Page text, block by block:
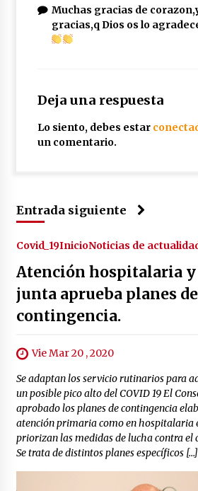
Muchas gracias de
gracias,q Dios os lo
Deja una respuesta
Lo siento, debes estar
un comentario.
Entrada siguiente
Covid_19InicioNoticias de
Atención hospitalaria
junta aprueba planes de
contingencia.
Vie Mar 20 , 2020
Se adaptan los servicio rutinarios para
un posible pico alto del COVID 19 El
aprobado los planes de contingencia
atención primaria como en hospitalaria
priorizan las medidas de lucha contra el
Se trata de distintos planes específicos […]